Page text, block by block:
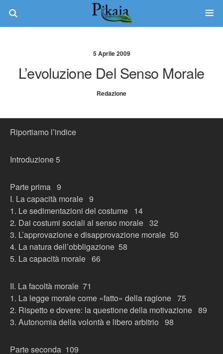
5 Aprile 2009
L’evoluzione Del Senso Morale
Redazione
Riportiamo l’indice
Introduzione 5
Parte prima 9
I. La capacità morale 9
1. Le sedimentazioni del costume 14
2. Dai costumi sociali al senso morale 32
3. L’approvazione e disapprovazione morale 50
4. La natura dell’obbligazione 58
5. La capacità morale 66
II. La facoltà morale 71
1. La legge morale come «fatto» della ragione 75
2. Rispetto e dovere: la questione della motivazione 89
3. Autonomia della volontà e libero arbitrio 98
Parte seconda 109